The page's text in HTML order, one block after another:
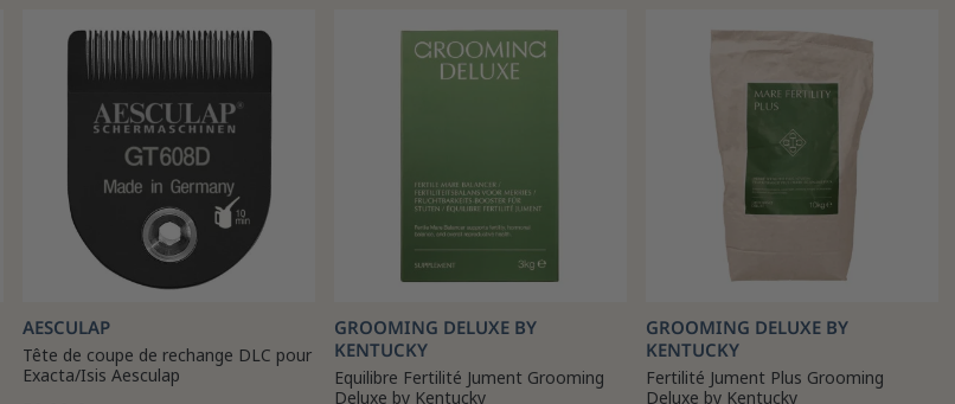
AESCULAP
Tête de coupe de rechange DLC pour
Exacta/Isis Aesculap
GROOMING DELUXE BY
KENTUCKY
Equilibre Fertilité Jument Grooming
Deluxe by Kentucky
GROOMING DELUXE BY
KENTUCKY
Fertilité Jument Plus Grooming
Deluxe by Kentucky